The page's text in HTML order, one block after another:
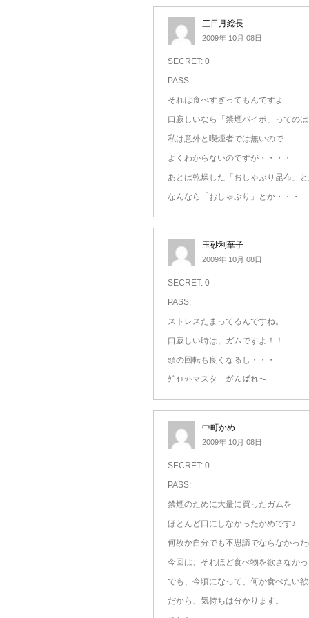
三日月総長
2009年 10月 08日
SECRET: 0
PASS:
それは食べすぎってもんですよ
口寂しいなら「禁煙パイポ」っての
私は意外と喫煙者では無いので
よくわからないのですが・・・・
あとは乾燥した「おしゃぶり昆布」
なんなら「おしゃぶり」とか・・・
玉砂利華子
2009年 10月 08日
SECRET: 0
PASS:
ストレスたまってるんですね。
口寂しい時は、ガムですよ！！
頭の回転も良くなるし・・・
ﾀﾞｲｴｯﾄマスターがんばれ～
中町かめ
2009年 10月 08日
SECRET: 0
PASS:
禁煙のために大量に買ったガムを
ほとんど口にしなかったかめです♪
何故か自分でも不思議でならなかっ
今回は、それほど食べ物を欲さなか
でも、今頃になって、何か食べたい
だから、気持ちは分かります。